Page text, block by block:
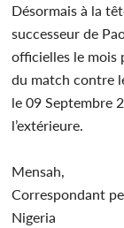
Désormais à la
successeur de
officielles le mois
du match contre
le 09 Septembre
l’extérieure.
Mensah,
Correspondant
Nigeria